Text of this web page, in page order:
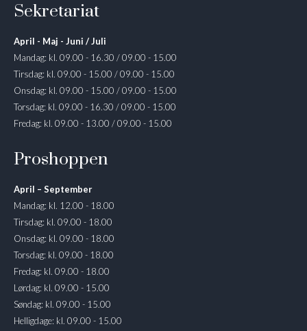
Sekretariat
April - Maj - Juni / Juli
Mandag: kl. 09.00 - 16.30 / 09.00 - 15.00
Tirsdag: kl. 09.00 - 15.00 / 09.00 - 15.00
Onsdag: kl. 09.00 - 15.00 / 09.00 - 15.00
Torsdag: kl. 09.00 - 16.30 / 09.00 - 15.00
Fredag: kl. 09.00 - 13.00 / 09.00 - 15.00
Proshoppen
April – September
Mandag: kl. 12.00 - 18.00
Tirsdag: kl. 09.00 - 18.00
Onsdag: kl. 09.00 - 18.00
Torsdag: kl. 09.00 - 18.00
Fredag: kl. 09.00 - 18.00
Lørdag: kl. 09.00 - 15.00
Søndag: kl. 09.00 - 15.00
Helligdage: kl. 09.00 - 15.00